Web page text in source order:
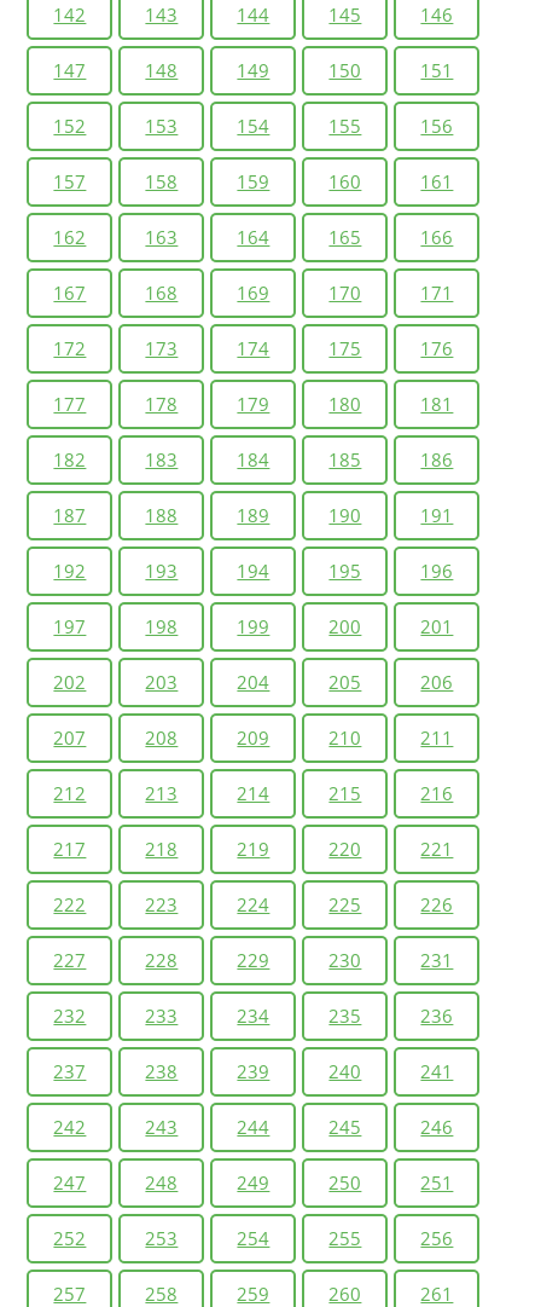
142 143 144 145 146
147 148 149 150 151
152 153 154 155 156
157 158 159 160 161
162 163 164 165 166
167 168 169 170 171
172 173 174 175 176
177 178 179 180 181
182 183 184 185 186
187 188 189 190 191
192 193 194 195 196
197 198 199 200 201
202 203 204 205 206
207 208 209 210 211
212 213 214 215 216
217 218 219 220 221
222 223 224 225 226
227 228 229 230 231
232 233 234 235 236
237 238 239 240 241
242 243 244 245 246
247 248 249 250 251
252 253 254 255 256
257 258 259 260 261